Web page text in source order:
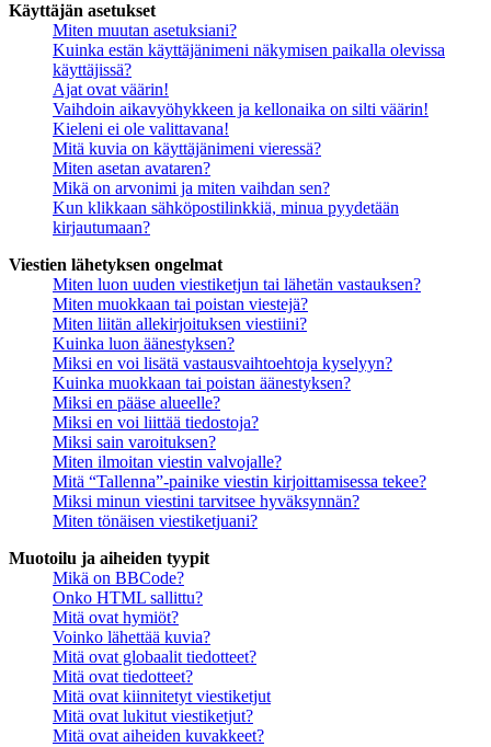
Käyttäjän asetukset
Miten muutan asetuksiani?
Kuinka estän käyttäjänimeni näkymisen paikalla olevissa
käyttäjissä?
Ajat ovat väärin!
Vaihdoin aikavyöhykkeen ja kellonaika on silti väärin!
Kieleni ei ole valittavana!
Mitä kuvia on käyttäjänimeni vieressä?
Miten asetan avataren?
Mikä on arvonimi ja miten vaihdan sen?
Kun klikkaan sähköpostilinkkiä, minua pyydetään
kirjautumaan?
Viestien lähetyksen ongelmat
Miten luon uuden viestiketjun tai lähetän vastauksen?
Miten muokkaan tai poistan viestejä?
Miten liitän allekirjoituksen viestiini?
Kuinka luon äänestyksen?
Miksi en voi lisätä vastausvaihtoehtoja kyselyyn?
Kuinka muokkaan tai poistan äänestyksen?
Miksi en pääse alueelle?
Miksi en voi liittää tiedostoja?
Miksi sain varoituksen?
Miten ilmoitan viestin valvojalle?
Mitä “Tallenna”-painike viestin kirjoittamisessa tekee?
Miksi minun viestini tarvitsee hyväksynnän?
Miten tönäisen viestiketjuani?
Muotoilu ja aiheiden tyypit
Mikä on BBCode?
Onko HTML sallittu?
Mitä ovat hymiöt?
Voinko lähettää kuvia?
Mitä ovat globaalit tiedotteet?
Mitä ovat tiedotteet?
Mitä ovat kiinnitetyt viestiketjut
Mitä ovat lukitut viestiketjut?
Mitä ovat aiheiden kuvakkeet?